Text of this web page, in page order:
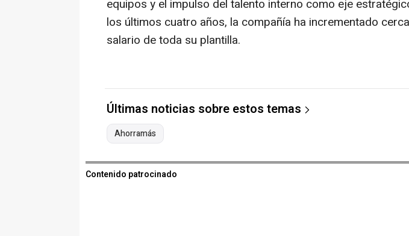
equipos y el impulso del talento interno como eje
los últimos cuatro años, la compañía ha incrementado
salario de toda su plantilla.
Últimas noticias sobre estos temas
Ahorramás
Contenido patrocinado